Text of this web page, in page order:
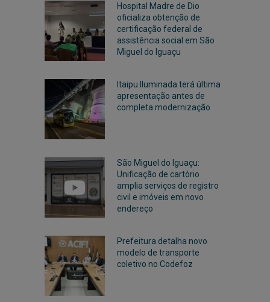
Hospital Madre de Dio
oficializa obtenção de
certificação federal de
assistência social em São
Miguel do Iguaçu
Itaipu Iluminada terá última
apresentação antes de
completa modernização
São Miguel do Iguaçu:
Unificação de cartório
amplia serviços de registro
civil e imóveis em novo
endereço
Prefeitura detalha novo
modelo de transporte
coletivo no Codefoz